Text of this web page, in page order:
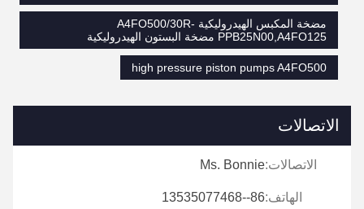
مضخة المكبس الهيدروليكية A4FO500/30R-
PPB25N00,A4FO125 مضخة البستون الهيدروليكية
high pressure piston pumps A4FO500
الاتصالات
الاتصالات:Ms. Bonnie
الهاتف:86--13535077468